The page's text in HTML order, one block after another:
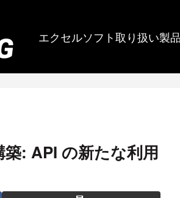
エクセルソフト取り扱い製
: API の新たな利用